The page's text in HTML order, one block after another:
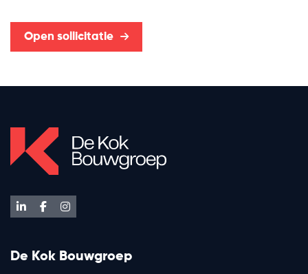
Open sollicitatie
De Kok Bouwgroep